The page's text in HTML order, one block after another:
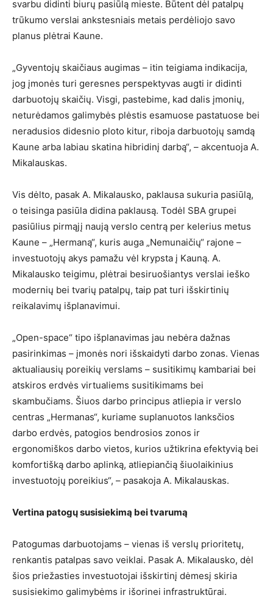
svarbu didinti biurų pasiūlą mieste. Būtent dėl patalpų
trūkumo verslai ankstesniais metais perdėliojo savo
planus plėtrai Kaune.
„Gyventojų skaičiaus augimas – itin teigiama indikacija,
jog įmonės turi geresnes perspektyvas augti ir didinti
darbuotojų skaičių. Visgi, pastebime, kad dalis įmonių,
neturėdamos galimybės plėstis esamuose pastatuose bei
neradusios didesnio ploto kitur, riboja darbuotojų samdą
Kaune arba labiau skatina hibridinį darbą“, – akcentuoja A.
Mikalauskas.
Vis dėlto, pasak A. Mikalausko, paklausa sukuria pasiūlą,
o teisinga pasiūla didina paklausą. Todėl SBA grupei
pasiūlius pirmąjį naują verslo centrą per kelerius metus
Kaune – „Hermaną“, kuris auga „Nemunaičių“ rajone –
investuotojų akys pamažu vėl krypsta į Kauną. A.
Mikalausko teigimu, plėtrai besiruošiantys verslai ieško
modernių bei tvarių patalpų, taip pat turi išskirtinių
reikalavimų išplanavimui.
„Open-space“ tipo išplanavimas jau nebėra dažnas
pasirinkimas – įmonės nori išskaidyti darbo zonas. Vienas
aktualiausių poreikių verslams – susitikimų kambariai bei
atskiros erdvės virtualiems susitikimams bei
skambučiams. Šiuos darbo principus atliepia ir verslo
centras „Hermanas“, kuriame suplanuotos lanksčios
darbo erdvės, patogios bendrosios zonos ir
ergonomiškos darbo vietos, kurios užtikrina efektyvią bei
komfortišką darbo aplinką, atliepiančią šiuolaikinius
investuotojų poreikius“, – pasakoja A. Mikalauskas.
Vertina patogų susisiekimą bei tvarumą
Patogumas darbuotojams – vienas iš verslų prioritetų,
renkantis patalpas savo veiklai. Pasak A. Mikalausko, dėl
šios priežasties investuotojai išskirtinį dėmesį skiria
susisiekimo galimybėms ir išorinei infrastruktūrai.